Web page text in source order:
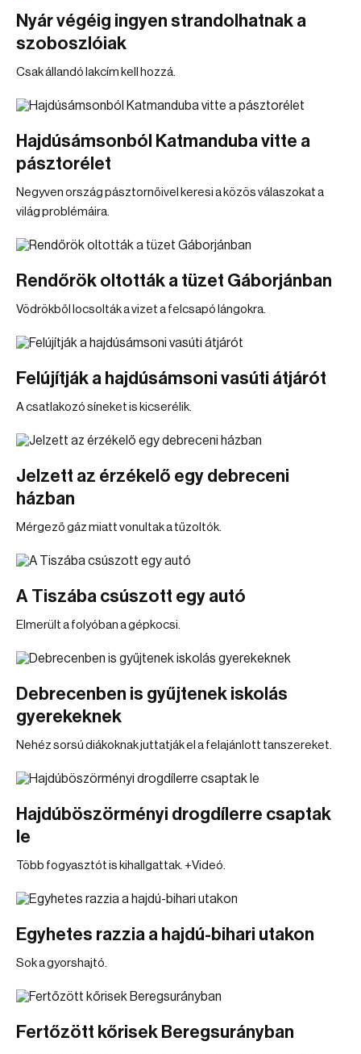
Nyár végéig ingyen strandolhatnak a
szoboszlóiak
Csak állandó lakcím kell hozzá.
Hajdúsámsonból Katmanduba vitte a
pásztorélet
Negyven ország pásztornőivel keresi a közös válaszokat a
világ problémáira.
Rendőrök oltották a tüzet Gáborjánban
Vödrökből locsolták a vizet a felcsapó lángokra.
Felújítják a hajdúsámsoni vasúti átjárót
A csatlakozó síneket is kicserélik.
Jelzett az érzékelő egy debreceni
házban
Mérgező gáz miatt vonultak a tűzoltók.
A Tiszába csúszott egy autó
Elmerült a folyóban a gépkocsi.
Debrecenben is gyűjtenek iskolás
gyerekeknek
Nehéz sorsú diákoknak juttatják el a felajánlott tanszereket.
Hajdúböszörményi drogdílerre csaptak
le
Több fogyasztót is kihallgattak. +Videó.
Egyhetes razzia a hajdú-bihari utakon
Sok a gyorshajtó.
Fertőzött kőrisek Beregsurányban